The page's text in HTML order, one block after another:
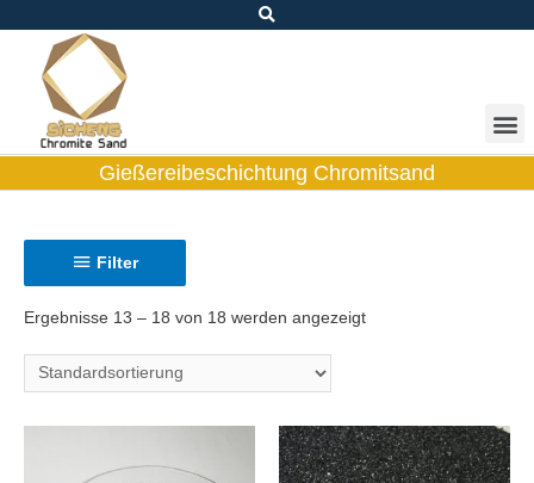
Gießereibeschichtung Chromitsand
Filter
Ergebnisse 13 – 18 von 18 werden angezeigt